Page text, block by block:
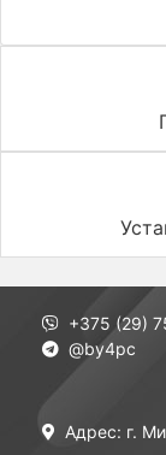
+375 (29)
@by4pc
Адрес: г.